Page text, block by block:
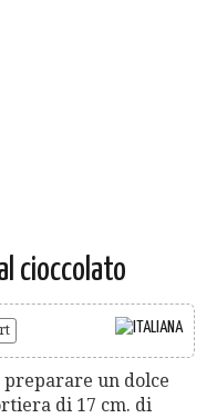
cioccolato
preparare un dolce
di 17 cm. di